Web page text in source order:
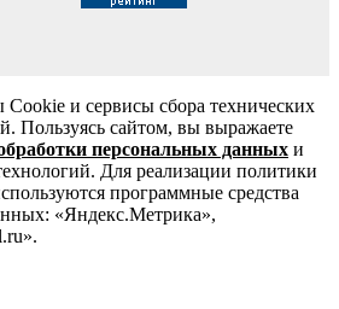
и сервисы сбора технических
Пользуясь сайтом, вы выражаете
персональных данных и
Для реализации политики
программные средства
«Яндекс.Метрика»,